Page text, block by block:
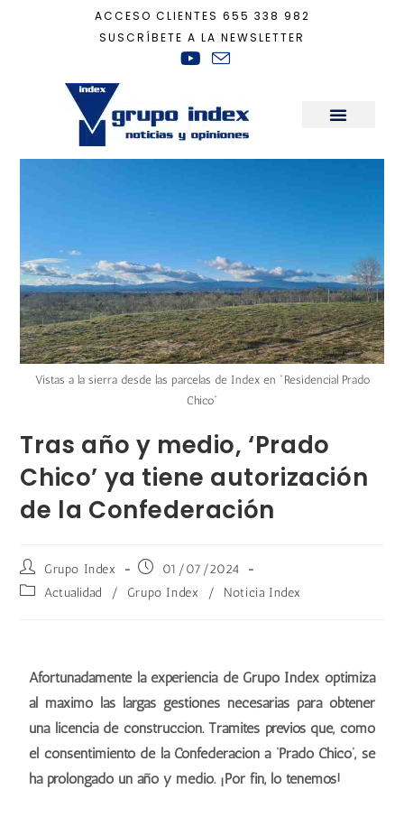
ACCESO CLIENTES 655 338 982
SUSCRÍBETE A LA NEWSLETTER
Actualidad
Vistas a la sierra desde las parcelas de Index en "Residencial Prado
Chico"
Tras año y medio, ‘Prado
Chico’ ya tiene autorización
de la Confederación
Grupo Index
01/07/2024
Actualidad
/ Grupo Index / Noticia Index
Afortunadamente la experiencia de Grupo Index optimiza
al máximo las largas gestiones necesarias para obtener
una licencia de construcción. Trámites previos que, como
el consentimiento de la Confederación a ‘Prado Chico’, se
ha prolongado un año y medio. ¡Por fin, lo tenemos!